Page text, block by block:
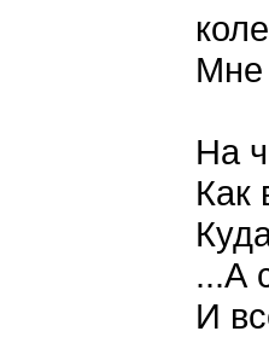
Мне
На
Как
...А
И